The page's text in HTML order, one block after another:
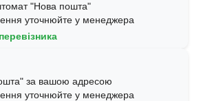
"Нова пошта"
уточнюйте у менеджера
за вашою адресою
уточнюйте у менеджера